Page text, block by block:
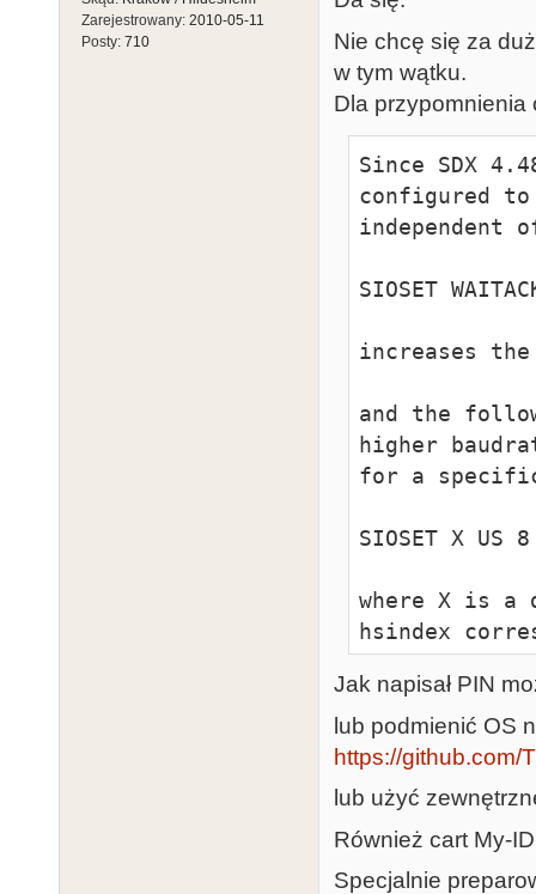
Zarejestrowany: 2010-05-11
Posty: 710
Nie chcę się za
w tym wątku.
Dla przypomnienia
Since SDX
configured
independent
SIOSET
increases
and the
higher
for a
SIOSET X US 8
where X is a
hsindex
Jak napisał PIN
lub podmienić OS
https://github.com/
lub użyć
Również cart My-
Specjalnie